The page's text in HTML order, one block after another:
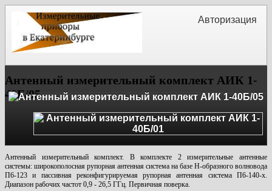
Авторизация
Антенный измерительный комплект АИК 1-
40Б/05
Антенный измерительный комплект. В комплекте 2 измерительные антенные
системы: широкополосная рупорная антенная система на базе Н-образного волновода
П6-123 и пассивная реконфигурируемая рупорная антенная система П6-140-х.
Диапазон рабочих частот 0,9 - 26,5 ГГц. Первичная поверка.